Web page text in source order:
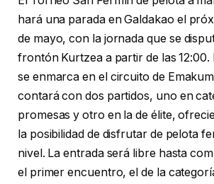
hará una parada en Galdakao el
de mayo, con la jornada que se
frontón Kurtzea a partir de las 12:00.
se enmarca en el circuito de
contará con dos partidos, uno en
promesas y otro en la de élite,
la posibilidad de disfrutar de pelota
nivel. La entrada será libre hasta
el primer encuentro, el de la